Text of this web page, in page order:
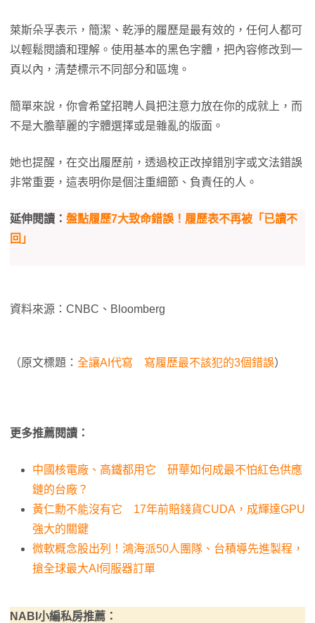
萊斯朵孚表示，簡潔、乾淨的履歷是最有效的，任何人都可
以輕鬆閱讀和理解。使用基本的黑色字體，把內容修改到一
頁以內，清楚標示不同部分和區塊。
簡單來說，你會希望招聘人員把注意力放在你的成就上，而
不是大膽華麗的字體選擇或是雜亂的版面。
她也提醒，在交出履歷前，透過校正改掉錯別字或文法錯誤
非常重要，這表明你是個注重細節、負責任的人。
延伸閱讀： 盤點履歷7大致命錯誤！履歷表不再被「已讀不
回」
資料來源：CNBC、Bloomberg
（原文標題： 全讓AI代寫 寫履歷最不該犯的3個錯誤）
更多推薦閱讀：
中國核電廠、高鐵都用它 研華如何成最不怕紅色供應
鏈的台廠？
黃仁勳不能沒有它 17年前賠錢貨CUDA，成輝達GPU
強大的關鍵
微軟概念股出列！鴻海派50人團隊、台積導先進製程，
搶全球最大AI伺服器訂單
NABI小編私房推薦：